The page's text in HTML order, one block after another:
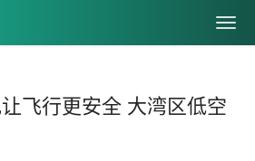
飞行更安全 大湾区低空